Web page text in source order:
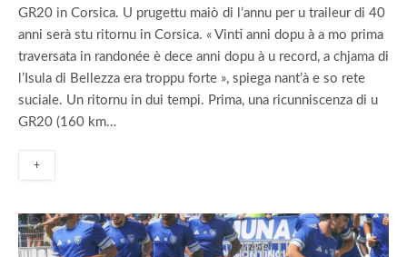
GR20 in Corsica. U prugettu maiò di l’annu per u traileur di 40
anni serà stu ritornu in Corsica. « Vinti anni dopu à a mo prima
traversata in randonée è dece anni dopu à u record, a chjama di
l’Isula di Bellezza era troppu forte », spiega nant’à e so rete
suciale. Un ritornu in dui tempi. Prima, una ricunniscenza di u
GR20 (160 km…
+